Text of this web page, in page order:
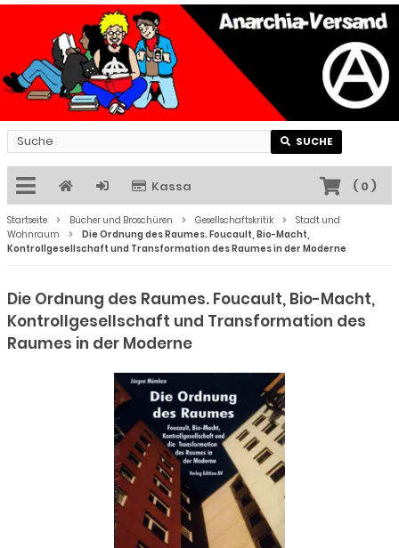
SUCHE
Kassa ( 0)
Startseite Bücher und Broschüren Gesellschaftskritik
Stadt und
Wohnraum
Die Ordnung des Raumes. Foucault, Bio-Macht,
Kontrollgesellschaft und Transformation des Raumes in der Moderne
Die Ordnung des Raumes. Foucault, Bio-Macht,
Kontrollgesellschaft und Transformation des
Raumes in der Moderne